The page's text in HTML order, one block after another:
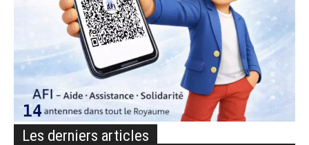
Les derniers articles